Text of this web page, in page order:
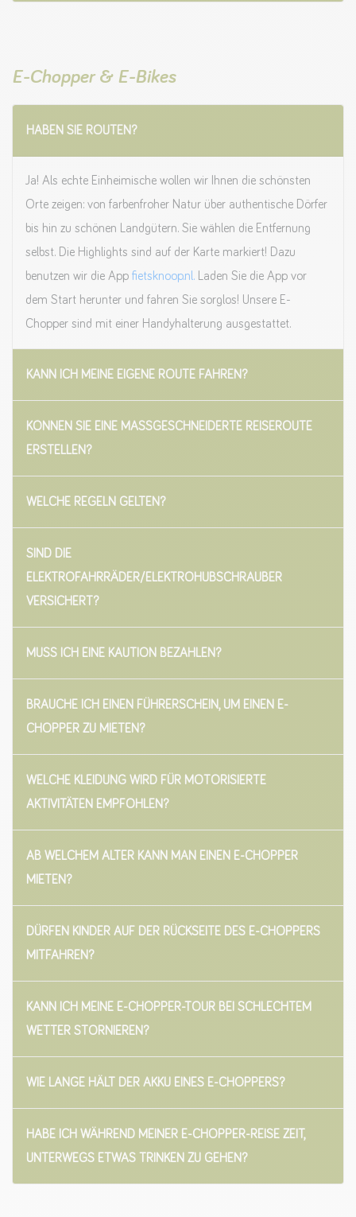
E-Chopper & E-Bikes
HABEN SIE ROUTEN?
Ja! Als echte Einheimische wollen wir Ihnen die schönsten
Orte zeigen: von farbenfroher Natur über authentische Dörfer
bis hin zu schönen Landgütern. Sie wählen die Entfernung
selbst. Die Highlights sind auf der Karte markiert! Dazu
benutzen wir die App fietsknoop.nl. Laden Sie die App vor
dem Start herunter und fahren Sie sorglos! Unsere E-
Chopper sind mit einer Handyhalterung ausgestattet.
KANN ICH MEINE EIGENE ROUTE FAHREN?
KÖNNEN SIE EINE MASSGESCHNEIDERTE REISEROUTE E
RSTELLEN?
WELCHE REGELN GELTEN?
SIND DIE
ELEKTROFAHRRÄDER/ELEKTROHUBSCHRAUBER
VERSICHERT?
MUSS ICH EINE KAUTION BEZAHLEN?
BRAUCHE ICH EINEN FÜHRERSCHEIN, UM EINEN E-
CHOPPER ZU MIETEN?
WELCHE KLEIDUNG WIRD FÜR MOTORISIERTE
AKTIVITÄTEN EMPFOHLEN?
AB WELCHEM ALTER KANN MAN EINEN E-CHOPPER
MIETEN?
DÜRFEN KINDER AUF DER RÜCKSEITE DES E-CHOPPERS
MITFAHREN?
KANN ICH MEINE E-CHOPPER-TOUR BEI SCHLECHTEM
WETTER STORNIEREN?
WIE LANGE HÄLT DER AKKU EINES E-CHOPPERS?
HABE ICH WÄHREND MEINER E-CHOPPER-REISE ZEIT,
UNTERWEGS ETWAS TRINKEN ZU GEHEN?